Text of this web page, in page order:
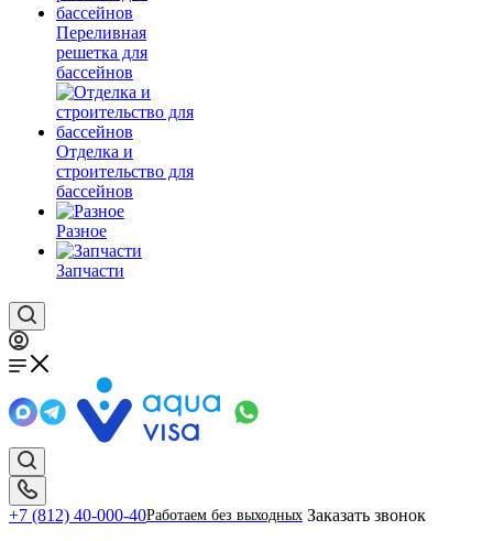
Переливная
решетка для
бассейнов
Отделка и
строительство для
бассейнов
Разное
Запчасти
+7 (812) 40-000-40Работаем без выходных Заказать звонок